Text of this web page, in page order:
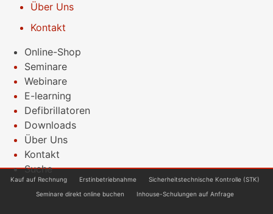
Über Uns
Kontakt
Online-Shop
Seminare
Webinare
E-learning
Defibrillatoren
Downloads
Über Uns
Kontakt
Suche
Kauf auf Rechnung Erstinbetriebnahme
Sicherheitstechnische Kontrolle (STK)
Seminare direkt online buchen
Inhouse-Schulungen auf Anfrage